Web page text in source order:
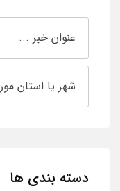
دسته بندی ها